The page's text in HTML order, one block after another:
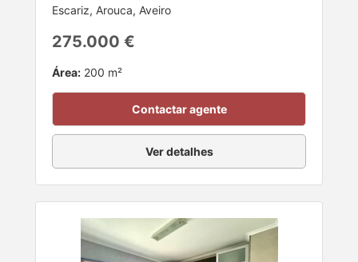
Escariz, Arouca, Aveiro
275.000 €
Área: 200 m²
Contactar agente
Ver detalhes